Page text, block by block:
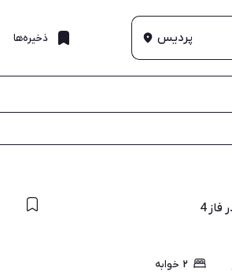
پردیس ذخیره‌ها
۲ خوابه